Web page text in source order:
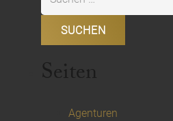
nach:
Seiten
Agenturen